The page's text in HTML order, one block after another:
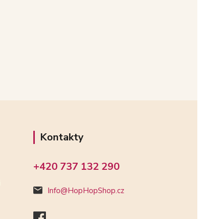
Kontakty
+420 737 132 290
Info@HopHopShop.cz